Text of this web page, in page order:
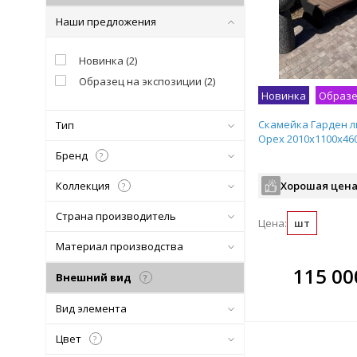
Новинка
Скамейка Гарден
Орех
Хорошая
Цена: шт
В комплекте
всегда выгоднее!
Подобрать комплект
115
В
всегда
Наши предложения
Новинка (2)
Образец на экспозиции (2)
Тип
Бренд ?
Коллекция ?
Страна производитель
Материал производства
Внешний вид ?
Вид элемента
Цвет ?